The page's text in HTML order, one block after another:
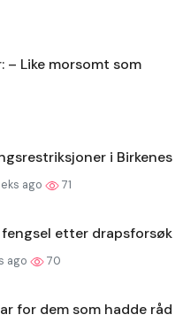
– Like morsomt som
i Birkenes
ago 71
etter drapsforsøk
ago 70
for dem som hadde råd